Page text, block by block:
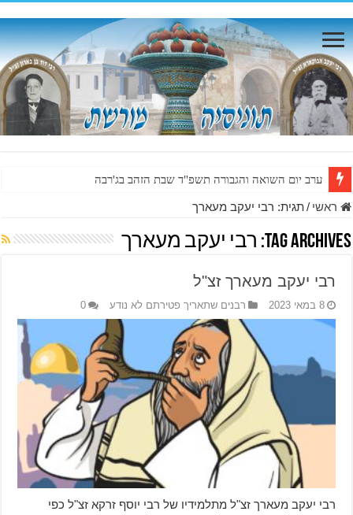
ערב יום השואה והגבורה תשפ"ד שבת הזהב בג'רבה
ראשי /תגית: רבי יעקב מעארך
Tag Archives: רבי יעקב מעארך
רבי יעקב מעארך זצ"ל
8 במאי 2023 רבנים שתאריך פטירתם לא נודע 0
רבי יעקב מעארך זצ"ל מתלמידיו של רבי יוסף זרקא זצ"ל כפי